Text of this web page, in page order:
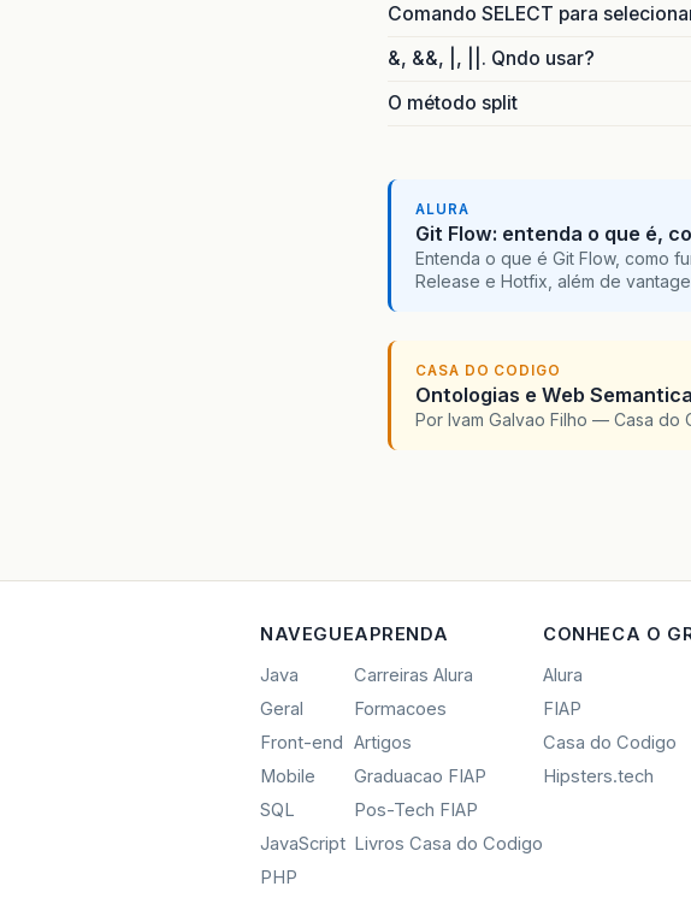
Comando SELECT para
&, &&, |, ||. Qndo usar?
O método split
ALURA
Git Flow: entenda o que é,
Entenda o que é Git Flow, como
Release e Hotfix, além de
CASA DO CODIGO
Ontologias e Web
Por Ivam Galvao Filho — Casa do
NAVEGUE
Java
Geral
Front-end
Mobile
SQL
JavaScript
PHP
APRENDA
Carreiras Alura
Formacoes
Artigos
Graduacao FIAP
Pos-Tech FIAP
Livros Casa do Codigo
CONHECA O
Alura
FIAP
Casa do Codigo
Hipsters.tech